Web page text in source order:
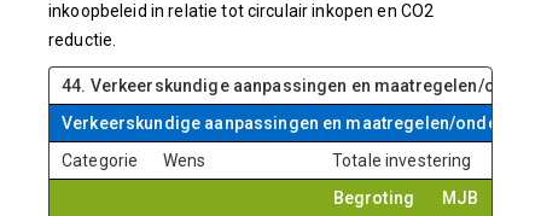
inkoopbeleid in relatie tot circulair inkopen en CO2
reductie.
44. Verkeerskundige aanpassingen en maatregelen/
Verkeerskundige aanpassingen en maatregelen/
Categorie
Wens
Totale investering
Begroting
MJB